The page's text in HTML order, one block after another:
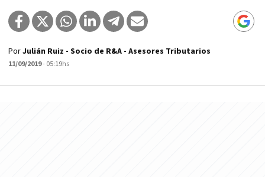
PorJulián Ruiz - Socio de R&A - Asesores Tributarios
11/09/2019- 05:19hs